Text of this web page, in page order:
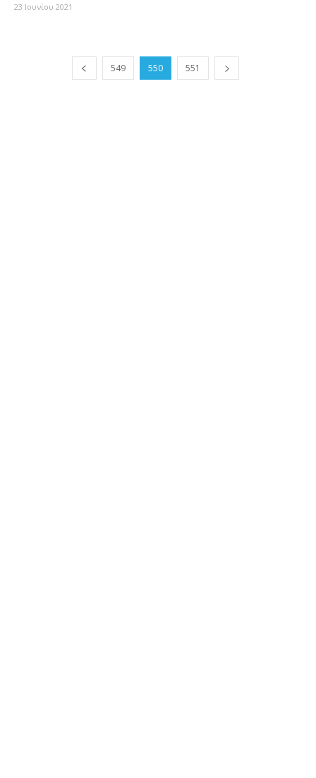
23 Ιουνίου 2021
549 550 551